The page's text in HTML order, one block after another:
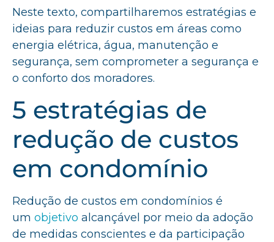
Neste texto, compartilharemos estratégias e
ideias para reduzir custos em áreas como
energia elétrica, água, manutenção e
segurança, sem comprometer a segurança e
o conforto dos moradores.
5 estratégias de
redução de custos
em condomínio
Redução de custos em condomínios é
um objetivo alcançável por meio da adoção
de medidas conscientes e da participação